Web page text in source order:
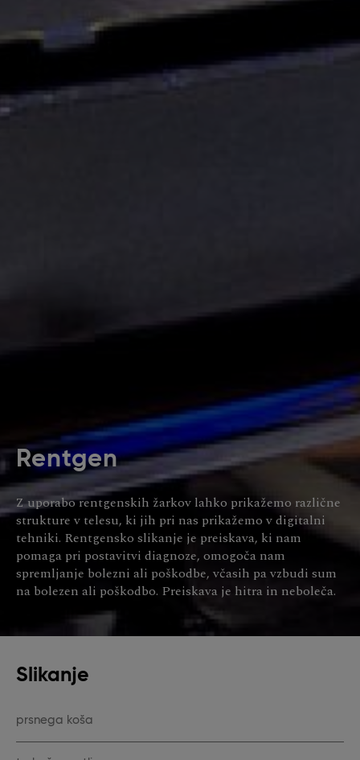
Rentgen
Z uporabo rentgenskih žarkov lahko prikažemo različne
strukture v telesu, ki jih pri nas prikažemo v digitalni
tehniki. Rentgensko slikanje je preiskava, ki nam
pomaga pri postavitvi diagnoze, omogoča nam
spremljanje bolezni ali poškodbe, včasih pa vzbudi sum
na bolezen ali poškodbo. Preiskava je hitra in neboleča.
Slikanje
prsnega koša